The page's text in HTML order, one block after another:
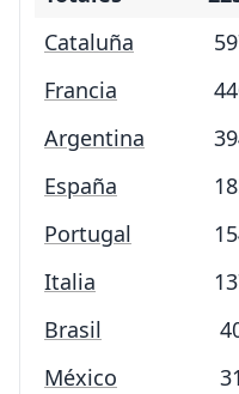
Cataluña
Francia
Argentina
España
Portugal
Italia
Brasil
México
31